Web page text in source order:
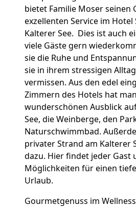
bietet Familie Moser seinen
exzellenten Service im Hotel
Kalterer See. Dies ist auch
viele Gäste gern
sie die Ruhe und
sie in ihrem stressigen
vermissen. Aus den edel
Zimmern des Hotels hat
wunderschönen Ausblick
See, die Weinberge, den
Naturschwimmbad.
privater Strand am Kalterer
dazu. Hier findet jeder Gast
Möglichkeiten für einen
Urlaub.
Gourmetgenuss im